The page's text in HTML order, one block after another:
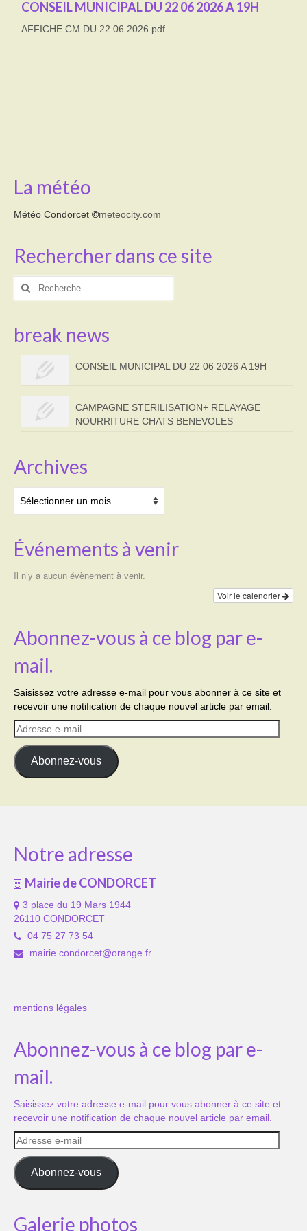
Transport
CONSEIL MUNICIPAL DU 22 06 2026 A 19H
AFFICHE CM DU 22 06 2026.pdf
La météo
Météo Condorcet ©meteocity.com
Rechercher dans ce site
Rechercher
break news
CONSEIL MUNICIPAL DU 22 06 2026 A 19H
CAMPAGNE STERILISATION+ RELAYAGE
NOURRITURE CHATS BENEVOLES
Archives
Événements à venir
Il n’y a aucun évènement à venir.
Voir le calendrier
Abonnez-vous à ce blog par e-
mail.
Saisissez votre adresse e-mail pour vous abonner à ce site et
recevoir une notification de chaque nouvel article par email.
Adresse
e-
mail
Abonnez-vous
Notre adresse
Mairie de CONDORCET
3 place du 19 Mars 1944
26110 CONDORCET
04 75 27 73 54
mairie.condorcet@orange.fr
mentions légales
Abonnez-vous à ce blog par e-
mail.
Saisissez votre adresse e-mail pour vous abonner à ce site et
recevoir une notification de chaque nouvel article par email.
Adresse
e-
mail
Abonnez-vous
Galerie photos